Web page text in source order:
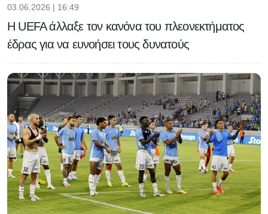
03.06.2026 | 16:49
H UEFA άλλαξε τον κανόνα του πλεονεκτήματος
έδρας για να ευνοήσει τους δυνατούς